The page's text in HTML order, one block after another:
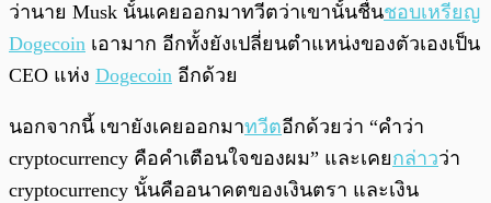
ว่านาย Musk นั้นเคยออกมาทวีตว่าเขานั้นชื่นชอบเหรียญ
Dogecoin เอามาก อีกทั้งยังเปลี่ยนตำแหน่งของตัวเองเป็น
CEO แห่ง Dogecoin อีกด้วย
นอกจากนี้ เขายังเคยออกมาทวีตอีกด้วยว่า “คำว่า
cryptocurrency คือคำเตือนใจของผม” และเคยกล่าวว่า
cryptocurrency นั้นคืออนาคตของเงินตรา และเงิน